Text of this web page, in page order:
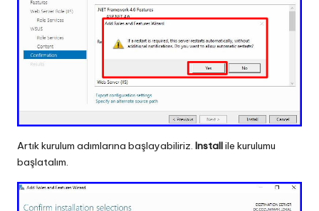
Artık kurulum adımlarına başlayabiliriz. Installile kurulumu
başlatalım.